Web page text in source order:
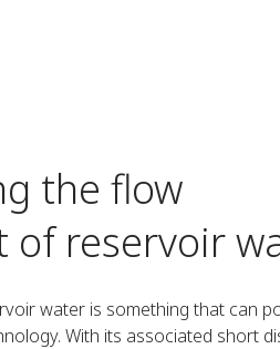
the flow
of reservoir
water is something that can
With its associated short